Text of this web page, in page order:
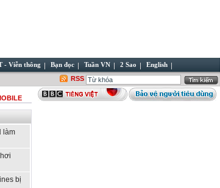
- Viễn thông Bạn đọc Tuần VN 2 Sao English
RSS
làm
bị